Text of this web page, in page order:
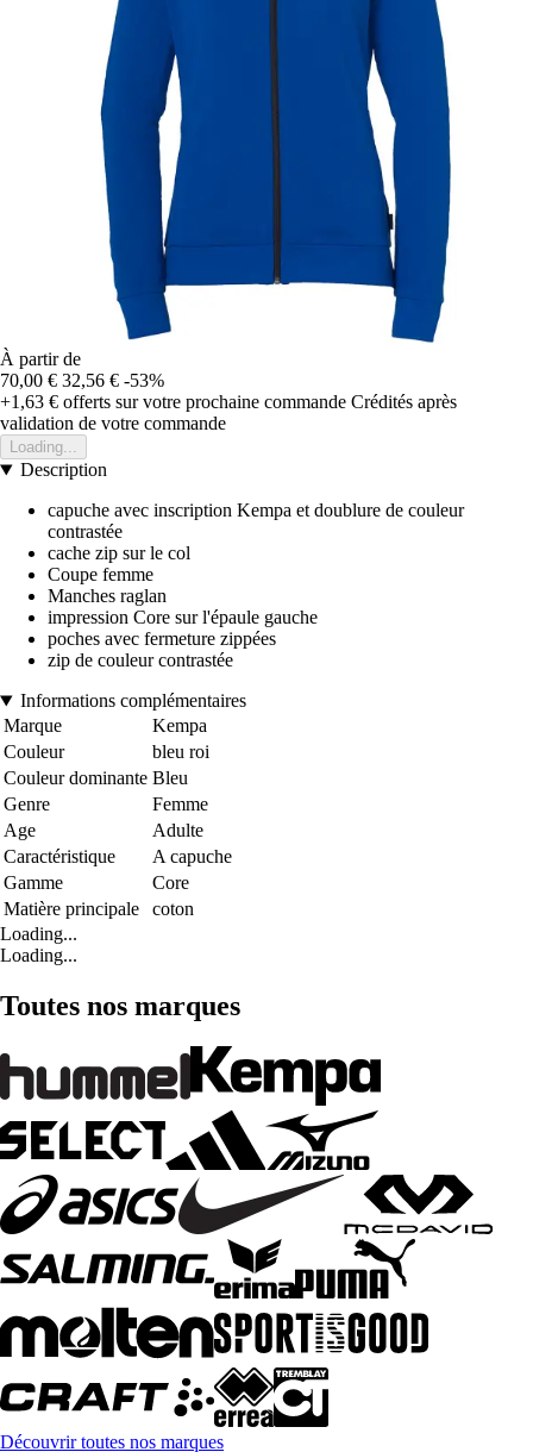
À partir de
70,00 € 32,56 € -53%
+1,63 € offerts sur votre prochaine commande Crédités après
validation de votre commande
Loading...
Description
capuche avec inscription Kempa et doublure de couleur
contrastée
cache zip sur le col
Coupe femme
Manches raglan
impression Core sur l'épaule gauche
poches avec fermeture zippées
zip de couleur contrastée
Informations complémentaires
Marque
Kempa
Couleur
bleu roi
Couleur dominante Bleu
Genre
Femme
Age
Adulte
Caractéristique
A capuche
Gamme
Core
Matière principale
coton
Loading...
Loading...
Toutes nos marques
Découvrir toutes nos marques